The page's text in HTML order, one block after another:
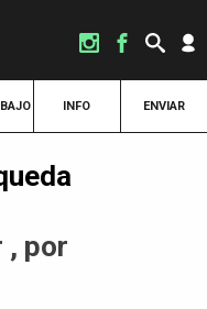
INFO ENVIAR
, por